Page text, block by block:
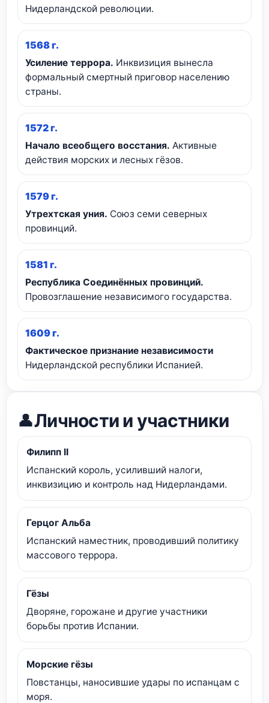
Нидерландской революции.
1568 г.
Усиление террора. Инквизиция вынесла
формальный смертный приговор населению
страны.
1572 г.
Начало всеобщего восстания. Активные
действия морских и лесных гёзов.
1579 г.
Утрехтская уния. Союз семи северных
провинций.
1581 г.
Республика Соединённых провинций.
Провозглашение независимого государства.
1609 г.
Фактическое признание независимости
Нидерландской республики Испанией.
👤Личности и участники
Филипп II
Испанский король, усиливший налоги,
инквизицию и контроль над Нидерландами.
Герцог Альба
Испанский наместник, проводивший политику
массового террора.
Гёзы
Дворяне, горожане и другие участники
борьбы против Испании.
Морские гёзы
Повстанцы, наносившие удары по испанцам с
моря.